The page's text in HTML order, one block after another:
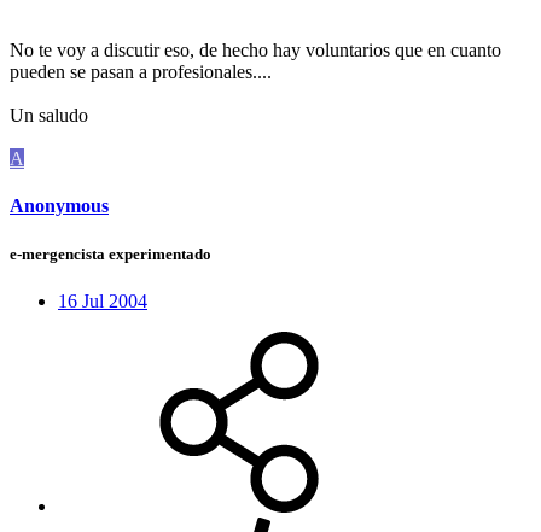
No te voy a discutir eso, de hecho hay voluntarios que en cuanto
pueden se pasan a profesionales....
Un saludo
A
Anonymous
e-mergencista experimentado
16 Jul 2004